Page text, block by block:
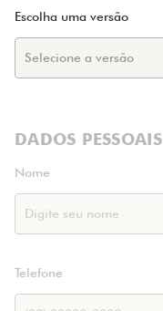
Escolha uma versão
DADOS PESSOAIS
Nome
Telefone